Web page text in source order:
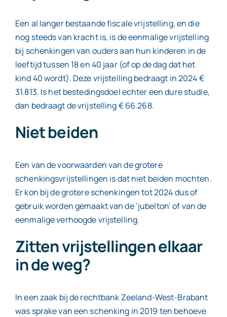
Een al langer bestaande fiscale vrijstelling, en die
nog steeds van kracht is, is de eenmalige vrijstelling
bij schenkingen van ouders aan hun kinderen in de
leeftijd tussen 18 en 40 jaar (of op de dag dat het
kind 40 wordt). Deze vrijstelling bedraagt in 2024 €
31.813. Is het bestedingsdoel echter een dure studie,
dan bedraagt de vrijstelling € 66.268.
Niet beiden
Een van de voorwaarden van de grotere
schenkingsvrijstellingen is dat niet beiden mochten.
Er kon bij de grotere schenkingen tot 2024 dus of
gebruik worden gemaakt van de ‘jubelton’ of van de
eenmalige verhoogde vrijstelling.
Zitten vrijstellingen elkaar
in de weg?
In een zaak bij de rechtbank Zeeland-West-Brabant
was sprake van een schenking in 2019 ten behoeve